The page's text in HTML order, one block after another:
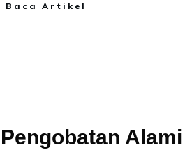
Baca Artikel
Pengobatan